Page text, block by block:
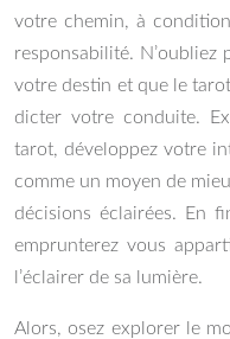
votre chemin, à
responsabilité. N’oubliez
votre destin et que le
dicter votre conduite.
tarot, développez votre
comme un moyen de
décisions éclairées. En
emprunterez vous
l’éclairer de sa lumière.
Alors, osez explorer le